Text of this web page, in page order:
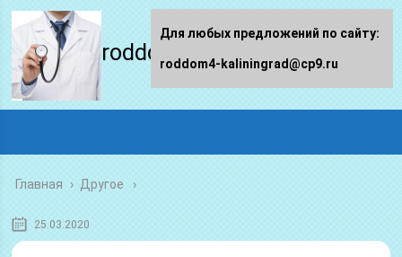
roddom4-kaliningrad.ru
Главная › Другое
25.03.2020
Для любых предложений по сайту:
roddom4-kaliningrad@cp9.ru